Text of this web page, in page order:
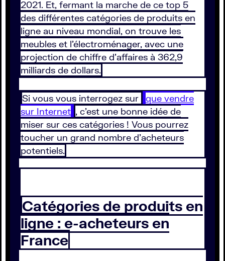
2021. Et, fermant la marche de ce top 5
des différentes catégories de produits en
ligne au niveau mondial, on trouve les
meubles et l’électroménager, avec une
projection de chiffre d’affaires à 362,9
milliards de dollars.
Si vous vous interrogez sur
que vendre
sur Internet , c’est une bonne idée de
miser sur ces catégories ! Vous pourrez
toucher un grand nombre d’acheteurs
potentiels.
Catégories de produits en
ligne : e-acheteurs en
France